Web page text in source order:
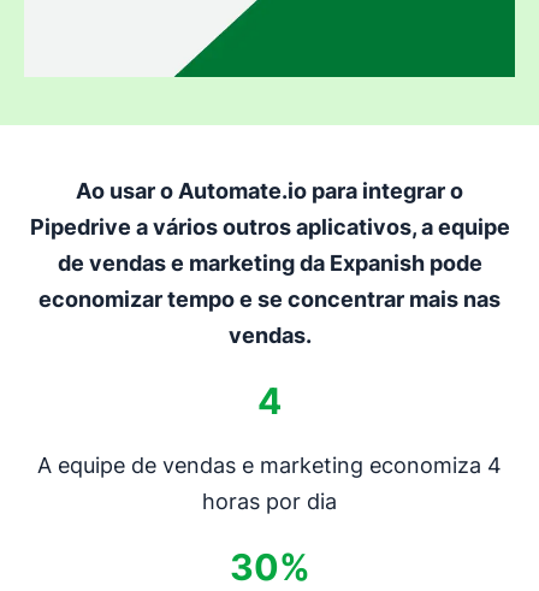
Ao usar o Automate.io para integrar o
Pipedrive a vários outros aplicativos, a equipe
de vendas e marketing da Expanish pode
economizar tempo e se concentrar mais nas
vendas.
4
A equipe de vendas e marketing economiza 4
horas por dia
30%